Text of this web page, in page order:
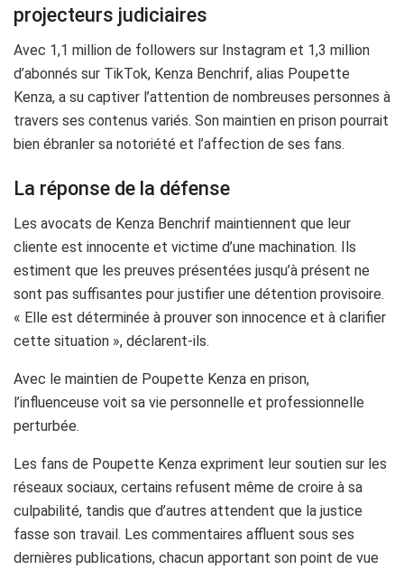
projecteurs judiciaires
Avec 1,1 million de followers sur Instagram et 1,3 million
d’abonnés sur TikTok, Kenza Benchrif, alias Poupette
Kenza, a su captiver l’attention de nombreuses personnes à
travers ses contenus variés. Son maintien en prison pourrait
bien ébranler sa notoriété et l’affection de ses fans.
La réponse de la défense
Les avocats de Kenza Benchrif maintiennent que leur
cliente est innocente et victime d’une machination. Ils
estiment que les preuves présentées jusqu’à présent ne
sont pas suffisantes pour justifier une détention provisoire.
« Elle est déterminée à prouver son innocence et à clarifier
cette situation », déclarent-ils.
Avec le maintien de Poupette Kenza en prison,
l’influenceuse voit sa vie personnelle et professionnelle
perturbée.
Les fans de Poupette Kenza expriment leur soutien sur les
réseaux sociaux, certains refusent même de croire à sa
culpabilité, tandis que d’autres attendent que la justice
fasse son travail. Les commentaires affluent sous ses
dernières publications, chacun apportant son point de vue